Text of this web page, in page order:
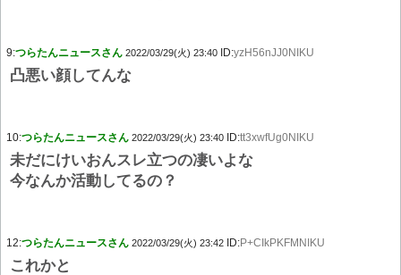
9:つらたんニュースさん 2022/03/29(火) 23:40 ID:yzH56nJJ0NIKU
凸悪い顔してんな
10:つらたんニュースさん 2022/03/29(火) 23:40 ID:tt3xwfUg0NIKU
未だにけいおんスレ立つの凄いよな
今なんか活動してるの？
12:つらたんニュースさん 2022/03/29(火) 23:42 ID:P+CIkPKFMNIKU
これかと